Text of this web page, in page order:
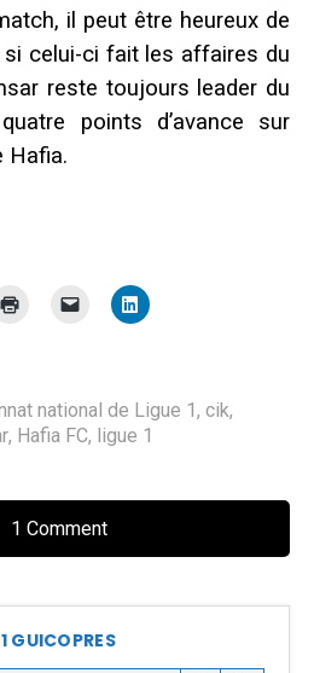
il peut être heureux de
celui-ci fait les affaires du
reste toujours leader du
points d’avance sur
Hafia.
national de Ligue 1 , cik,
, Hafia FC, ligue 1
1 Comment
GUICOPRES